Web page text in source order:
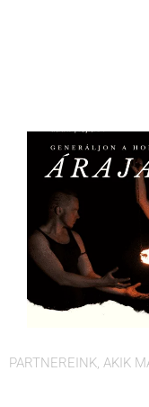
PARTNEREINK, AKIK